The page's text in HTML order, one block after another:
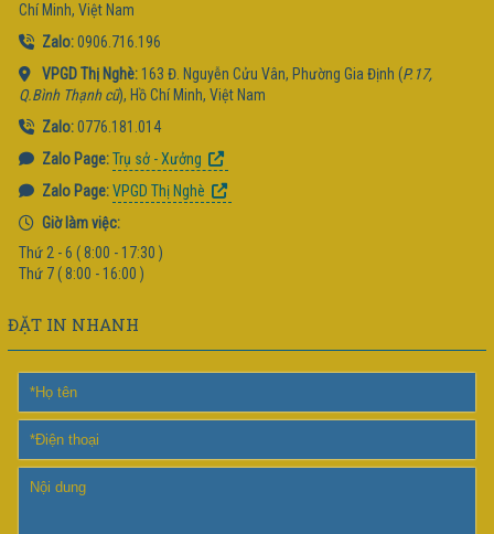
Chí Minh, Việt Nam
Zalo:0906.716.196
VPGD Thị Nghè:163 Đ. Nguyễn Cửu Vân, Phường Gia Định (P.17,
Q.Bình Thạnh cũ), Hồ Chí Minh, Việt Nam
Zalo:0776.181.014
Zalo Page: Trụ sở - Xưởng
Zalo Page: VPGD Thị Nghè
Giờ làm việc:
Thứ 2 - 6 ( 8:00 - 17:30 )
Thứ 7 ( 8:00 - 16:00 )
ĐẶT IN NHANH